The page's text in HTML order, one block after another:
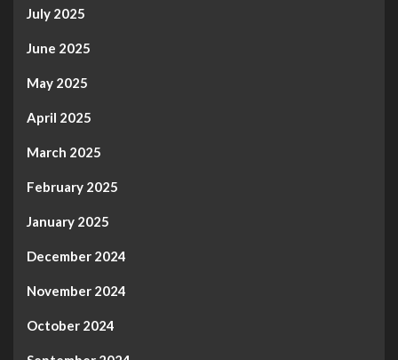
July 2025
June 2025
May 2025
April 2025
March 2025
February 2025
January 2025
December 2024
November 2024
October 2024